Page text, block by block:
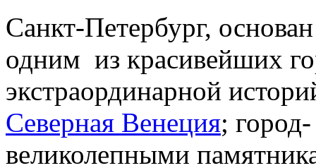
Санкт-Петербург,
одним из красивейших
экстраординарной
Северная Венеция;
великолепными